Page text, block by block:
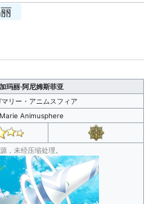
玛丽·阿尼姆斯菲亚
リー・アニムスフィア
Animusphere
，未经压缩处理。